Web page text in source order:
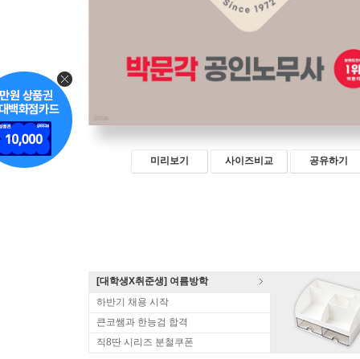
미리보기 사이즈비교 공유하기
[대학생X취준생] 여름방학
하반기 채용 시작
큰코쌤과 한능검 합격
직8딴 시리즈 분철쿠폰